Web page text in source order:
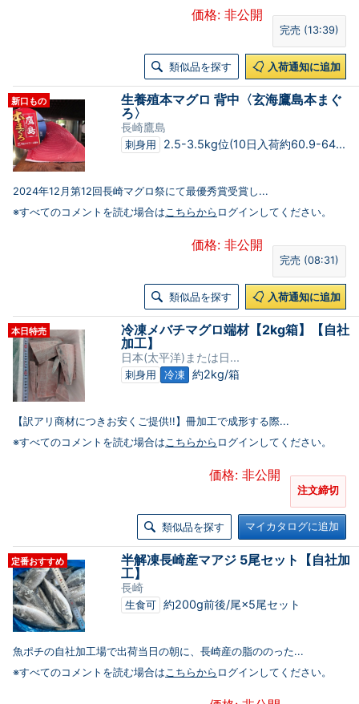
価格: 非公開
完売 (13:39)
類似品を探す 入荷通知に追加
新口もの
生養殖本マグロ 背中〈玄海鷹島本まぐ
ろ〉
長崎鷹島
刺身用 2.5-3.5kg位(10日入荷約60.9-64...
2024年12月第12回長崎マグロ祭にて最優秀賞受賞し...
※すべてのコメントを読む場合はこちらから ログインしてください。
価格: 非公開
完売 (08:31)
類似品を探す 入荷通知に追加
本日特売
冷凍メバチマグロ端材【2kg箱】【自社
加工】
日本(太平洋)または日...
刺身用 冷凍 約2kg/箱
【訳アリ商材につきお安くご提供!!】冊加工で成形する際...
※すべてのコメントを読む場合はこちらから ログインしてください。
価格: 非公開
注文締切
類似品を探す マイカタログに追加
定番おすすめ
半解凍長崎産マアジ 5尾セット【自社加
工】
長崎
生食可 約200g前後/尾×5尾セット
魚ポチの自社加工場で出荷当日の朝に、長崎産の脂ののった...
※すべてのコメントを読む場合はこちらから ログインしてください。